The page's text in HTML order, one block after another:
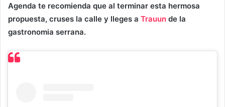
Agenda te recomienda que al terminar esta hermosa
propuesta, cruses la calle y lleges a Trauun de la
gastronomia serrana.